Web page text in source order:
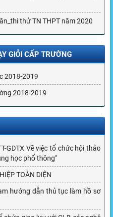
thử TN THPT năm 2020
GIỎI CẤP TRƯỜNG
2018-2019
2018-2019
GDTX Về việc tổ chức hội thảo
học phổ thông"
TOÀN DIỆN
hướng dẫn thủ tục làm hồ sơ